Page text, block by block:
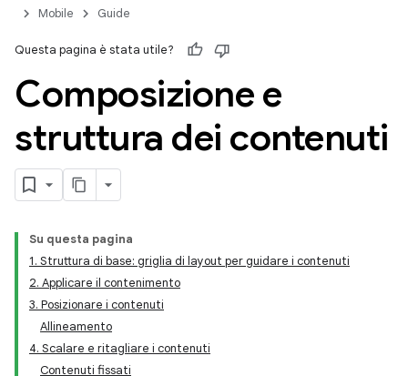
Mobile
Guide
Questa pagina è stata utile?
Composizione e
struttura dei contenuti
Su questa pagina
1. Struttura di base: griglia di layout per guidare i contenuti
2. Applicare il contenimento
3. Posizionare i contenuti
Allineamento
4. Scalare e ritagliare i contenuti
Contenuti fissati